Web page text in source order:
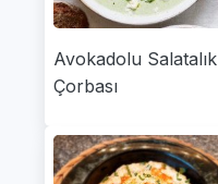
Avokadolu Salatalık
Çorbası